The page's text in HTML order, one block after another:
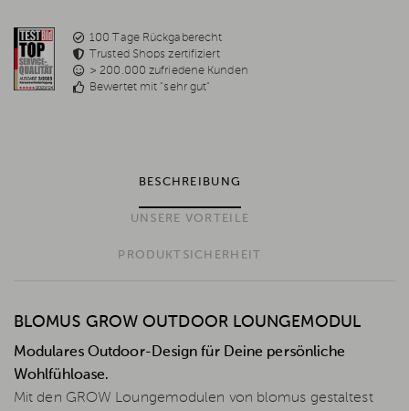
100 Tage Rückgaberecht
Trusted Shops zertifiziert
> 200.000 zufriedene Kunden
Bewertet mit "sehr gut"
BESCHREIBUNG
UNSERE VORTEILE
PRODUKTSICHERHEIT
BLOMUS GROW OUTDOOR LOUNGEMODUL
Modulares Outdoor-Design für Deine persönliche
Wohlfühloase.
Mit den GROW Loungemodulen von blomus gestaltest